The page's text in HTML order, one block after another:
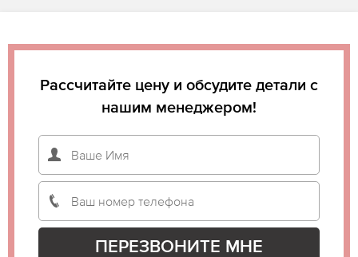
Рассчитайте цену и обсудите детали с
нашим менеджером!